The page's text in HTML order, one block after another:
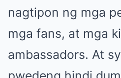
nagtipon ng mga
mga fans, at mga
ambassadors. At